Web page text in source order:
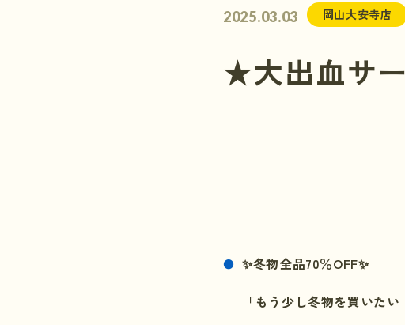
2025.03.03 岡山大安寺店
★大出血サ
✨冬物全品70％OFF✨
「もう少し冬物を買いた